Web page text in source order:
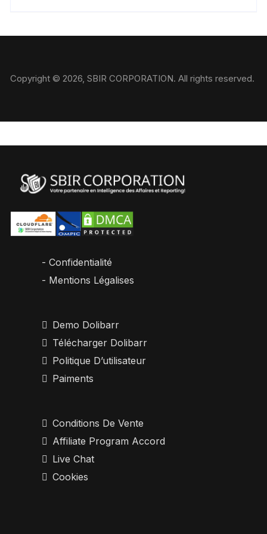
Copyright © 2026, SBIR CORPORATION. All rights reserved.
- Confidentialité
- Mentions Légalises
Demo Dolibarr
Télécharger Dolibarr
Politique D’utilisateur
Paiments
Conditions De Vente
Affiliate Program Accord
Live Chat
Cookies